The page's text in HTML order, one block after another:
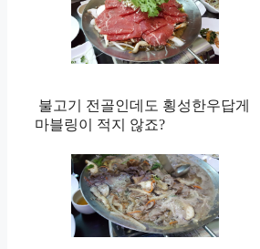
불고기 전골인데도 횡성한우답게
마블링이 적지 않죠?